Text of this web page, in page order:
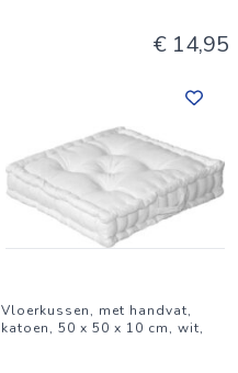
€ 14,95
Vloerkussen, met handvat,
katoen, 50 x 50 x 10 cm, wit,